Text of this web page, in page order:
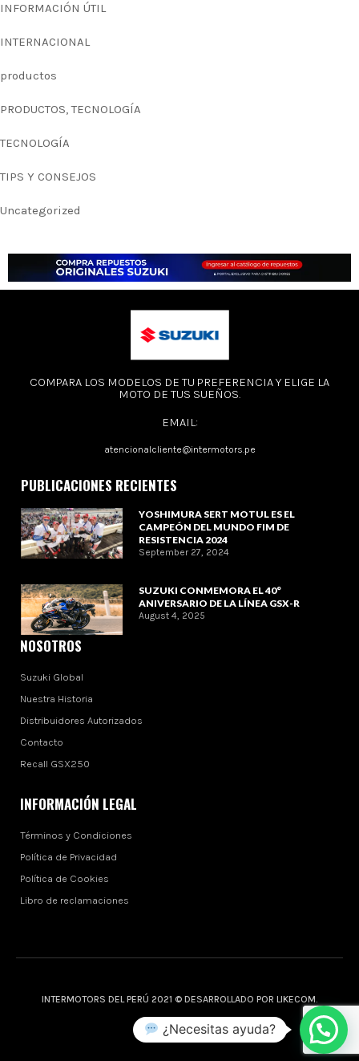
INFORMACIÓN ÚTIL
INTERNACIONAL
productos
PRODUCTOS, TECNOLOGÍA
TECNOLOGÍA
TIPS Y CONSEJOS
Uncategorized
COMPARA LOS MODELOS DE TU PREFERENCIA Y ELIGE LA
MOTO DE TUS SUEÑOS.
EMAIL:
atencionalcliente@intermotors.pe
PUBLICACIONES RECIENTES
YOSHIMURA SERT MOTUL ES EL
CAMPEÓN DEL MUNDO FIM DE
RESISTENCIA 2024
September 27, 2024
SUZUKI CONMEMORA EL 40°
ANIVERSARIO DE LA LÍNEA GSX-R
August 4, 2025
NOSOTROS
Suzuki Global
Nuestra Historia
Distribuidores Autorizados
Contacto
Recall GSX250
INFORMACIÓN LEGAL
Términos y Condiciones
Política de Privacidad
Política de Cookies
Libro de reclamaciones
INTERMOTORS DEL PERÚ 2021 © DESARROLLADO POR LIKECOM.
¿Necesitas ayuda?